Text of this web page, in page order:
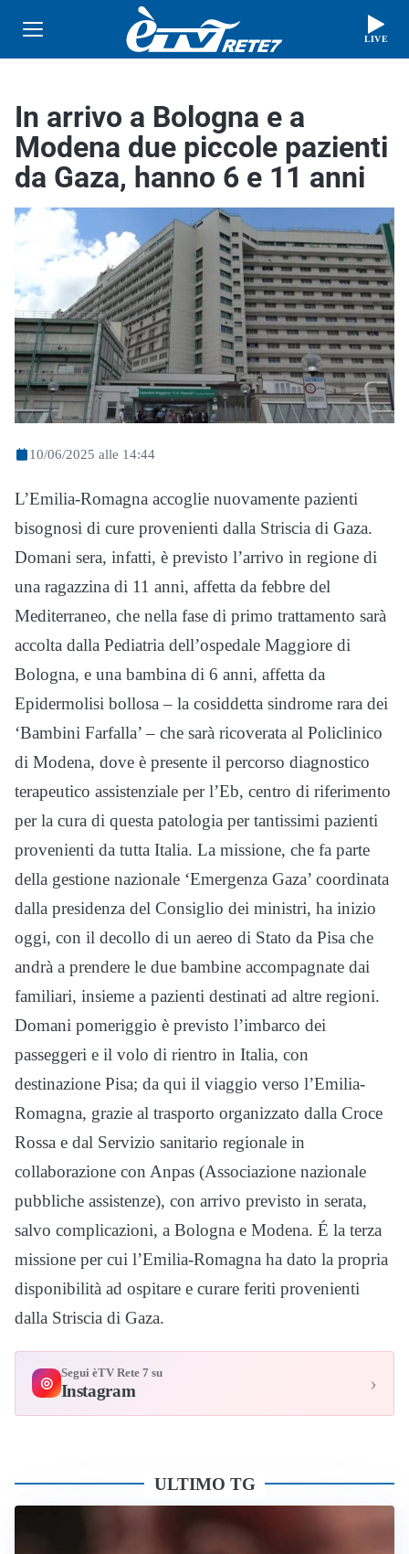
LIVE
In arrivo a Bologna e a
Modena due piccole pazienti
da Gaza, hanno 6 e 11 anni
10/06/2025 alle 14:44
L’Emilia-Romagna accoglie nuovamente pazienti
bisognosi di cure provenienti dalla Striscia di Gaza.
Domani sera, infatti, è previsto l’arrivo in regione di
una ragazzina di 11 anni, affetta da febbre del
Mediterraneo, che nella fase di primo trattamento sarà
accolta dalla Pediatria dell’ospedale Maggiore di
Bologna, e una bambina di 6 anni, affetta da
Epidermolisi bollosa – la cosiddetta sindrome rara dei
‘Bambini Farfalla’ – che sarà ricoverata al Policlinico
di Modena, dove è presente il percorso diagnostico
terapeutico assistenziale per l’Eb, centro di riferimento
per la cura di questa patologia per tantissimi pazienti
provenienti da tutta Italia. La missione, che fa parte
della gestione nazionale ‘Emergenza Gaza’ coordinata
dalla presidenza del Consiglio dei ministri, ha inizio
oggi, con il decollo di un aereo di Stato da Pisa che
andrà a prendere le due bambine accompagnate dai
familiari, insieme a pazienti destinati ad altre regioni.
Domani pomeriggio è previsto l’imbarco dei
passeggeri e il volo di rientro in Italia, con
destinazione Pisa; da qui il viaggio verso l’Emilia-
Romagna, grazie al trasporto organizzato dalla Croce
Rossa e dal Servizio sanitario regionale in
collaborazione con Anpas (Associazione nazionale
pubbliche assistenze), con arrivo previsto in serata,
salvo complicazioni, a Bologna e Modena. É la terza
missione per cui l’Emilia-Romagna ha dato la propria
disponibilità ad ospitare e curare feriti provenienti
dalla Striscia di Gaza.
◎
Segui èTV Rete 7 su
Instagram ›
ULTIMO TG